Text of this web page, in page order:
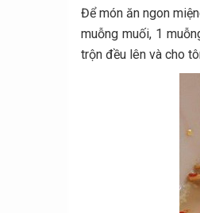
Để món ăn ngon
muỗng muối, 1
trộn đều lên và cho